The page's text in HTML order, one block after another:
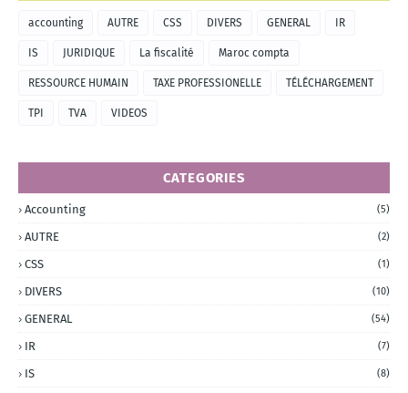
accounting AUTRE CSS DIVERS GENERAL IR
IS JURIDIQUE La fiscalité Maroc compta
RESSOURCE HUMAIN TAXE PROFESSIONELLE TÉLÉCHARGEMENT
TPI TVA VIDEOS
CATEGORIES
Accounting (5)
AUTRE (2)
CSS (1)
DIVERS (10)
GENERAL (54)
IR (7)
IS (8)